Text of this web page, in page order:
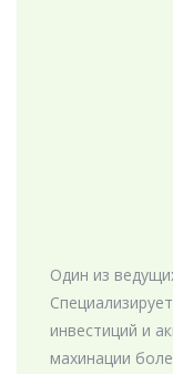
Один из
инвестиций и
махинации